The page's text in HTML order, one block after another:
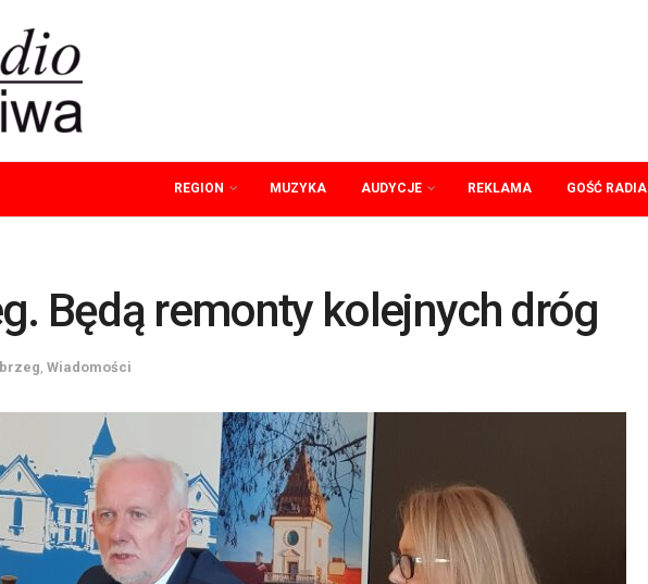
REGION MUZYKA AUDYCJE REKLAMA GOŚĆ RADIA
Będą remonty kolejnych dróg
Wiadomości